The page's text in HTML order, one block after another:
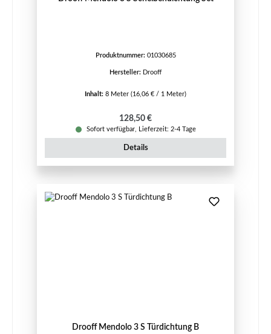
Produktnummer: 01030685
Hersteller: Drooff
Inhalt: 8 Meter (16,06 € / 1 Meter)
Regulärer Preis:
128,50 €
Sofort verfügbar, Lieferzeit: 2-4 Tage
Details
Drooff Mendolo 3 S Türdichtung B